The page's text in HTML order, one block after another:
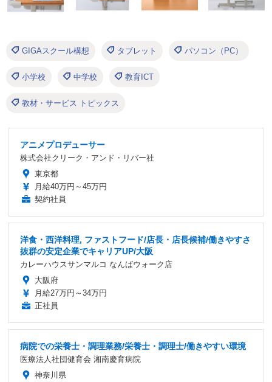
GIGAスクール構想 タブレット パソコン（PC）
小学校 中学校 教育ICT
教材・サービス トピックス
アニメプロデューサー
株式会社クリーク・アンド・リバー社
東京都
月給40万円～45万円
契約社員
洋食・西洋料理, ファストフード/店長・店長候補/働きやすさ
抜群の安定企業でキャリアUP/大阪
カレーハウスサンマルコ なんばウォーク店
大阪府
月給27万円～34万円
正社員
病院での栄養士・調理業務/栄養士・調理士/働きやすい環境
医療法人社団健育会 湘南慶育病院
神奈川県